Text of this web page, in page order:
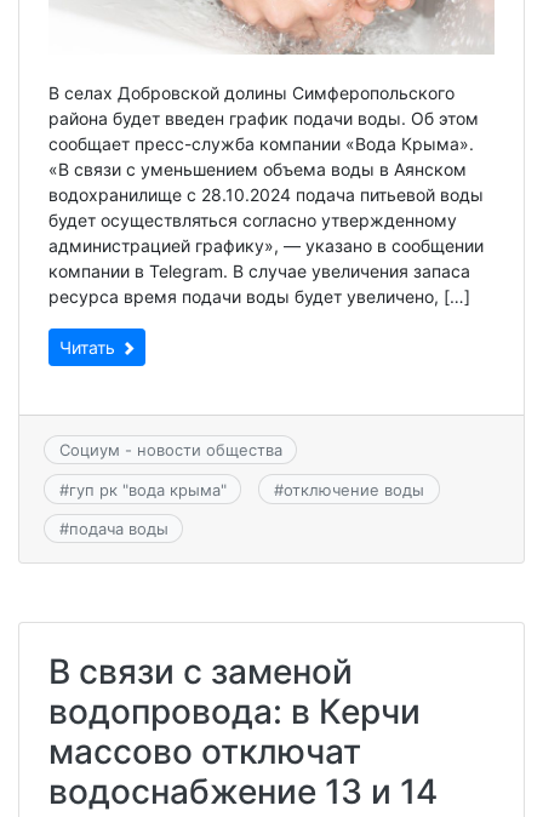
В селах Добровской долины Симферопольского
района будет введен график подачи воды. Об этом
сообщает пресс-служба компании «Вода Крыма».
«В связи с уменьшением объема воды в Аянском
водохранилище с 28.10.2024 подача питьевой воды
будет осуществляться согласно утвержденному
администрацией графику», — указано в сообщении
компании в Telegram. В случае увеличения запаса
ресурса время подачи воды будет увеличено, […]
Читать
Социум - новости общества
#гуп рк "вода крыма" #отключение воды
#подача воды
В связи с заменой
водопровода: в Керчи
массово отключат
водоснабжение 13 и 14